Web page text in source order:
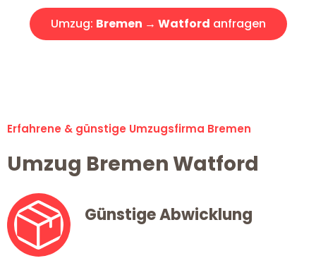
Umzug: Bremen → Watford anfragen
Erfahrene & günstige Umzugsfirma Bremen
Umzug Bremen Watford
Günstige Abwicklung